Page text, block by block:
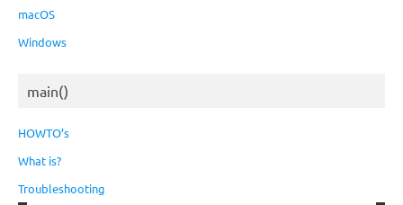
macOS
Windows
main()
HOWTO’s
What is?
Troubleshooting